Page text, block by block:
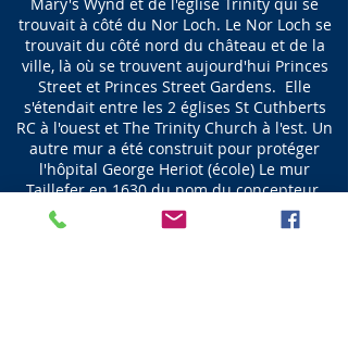
trouvait à côté du Nor Loch. Le Nor Loch se
trouvait du côté nord du château et de la
ville, là où se trouvent aujourd'hui Princes
Street et Princes Street Gardens. Elle
s'étendait entre les 2 églises St Cuthberts
RC à l'ouest et The Trinity Church à l'est. Un
autre mur a été construit pour protéger
l'hôpital George Heriot (école) Le mur
Taillefer en 1630 du nom du concepteur.
Suivant - Rue Chamber